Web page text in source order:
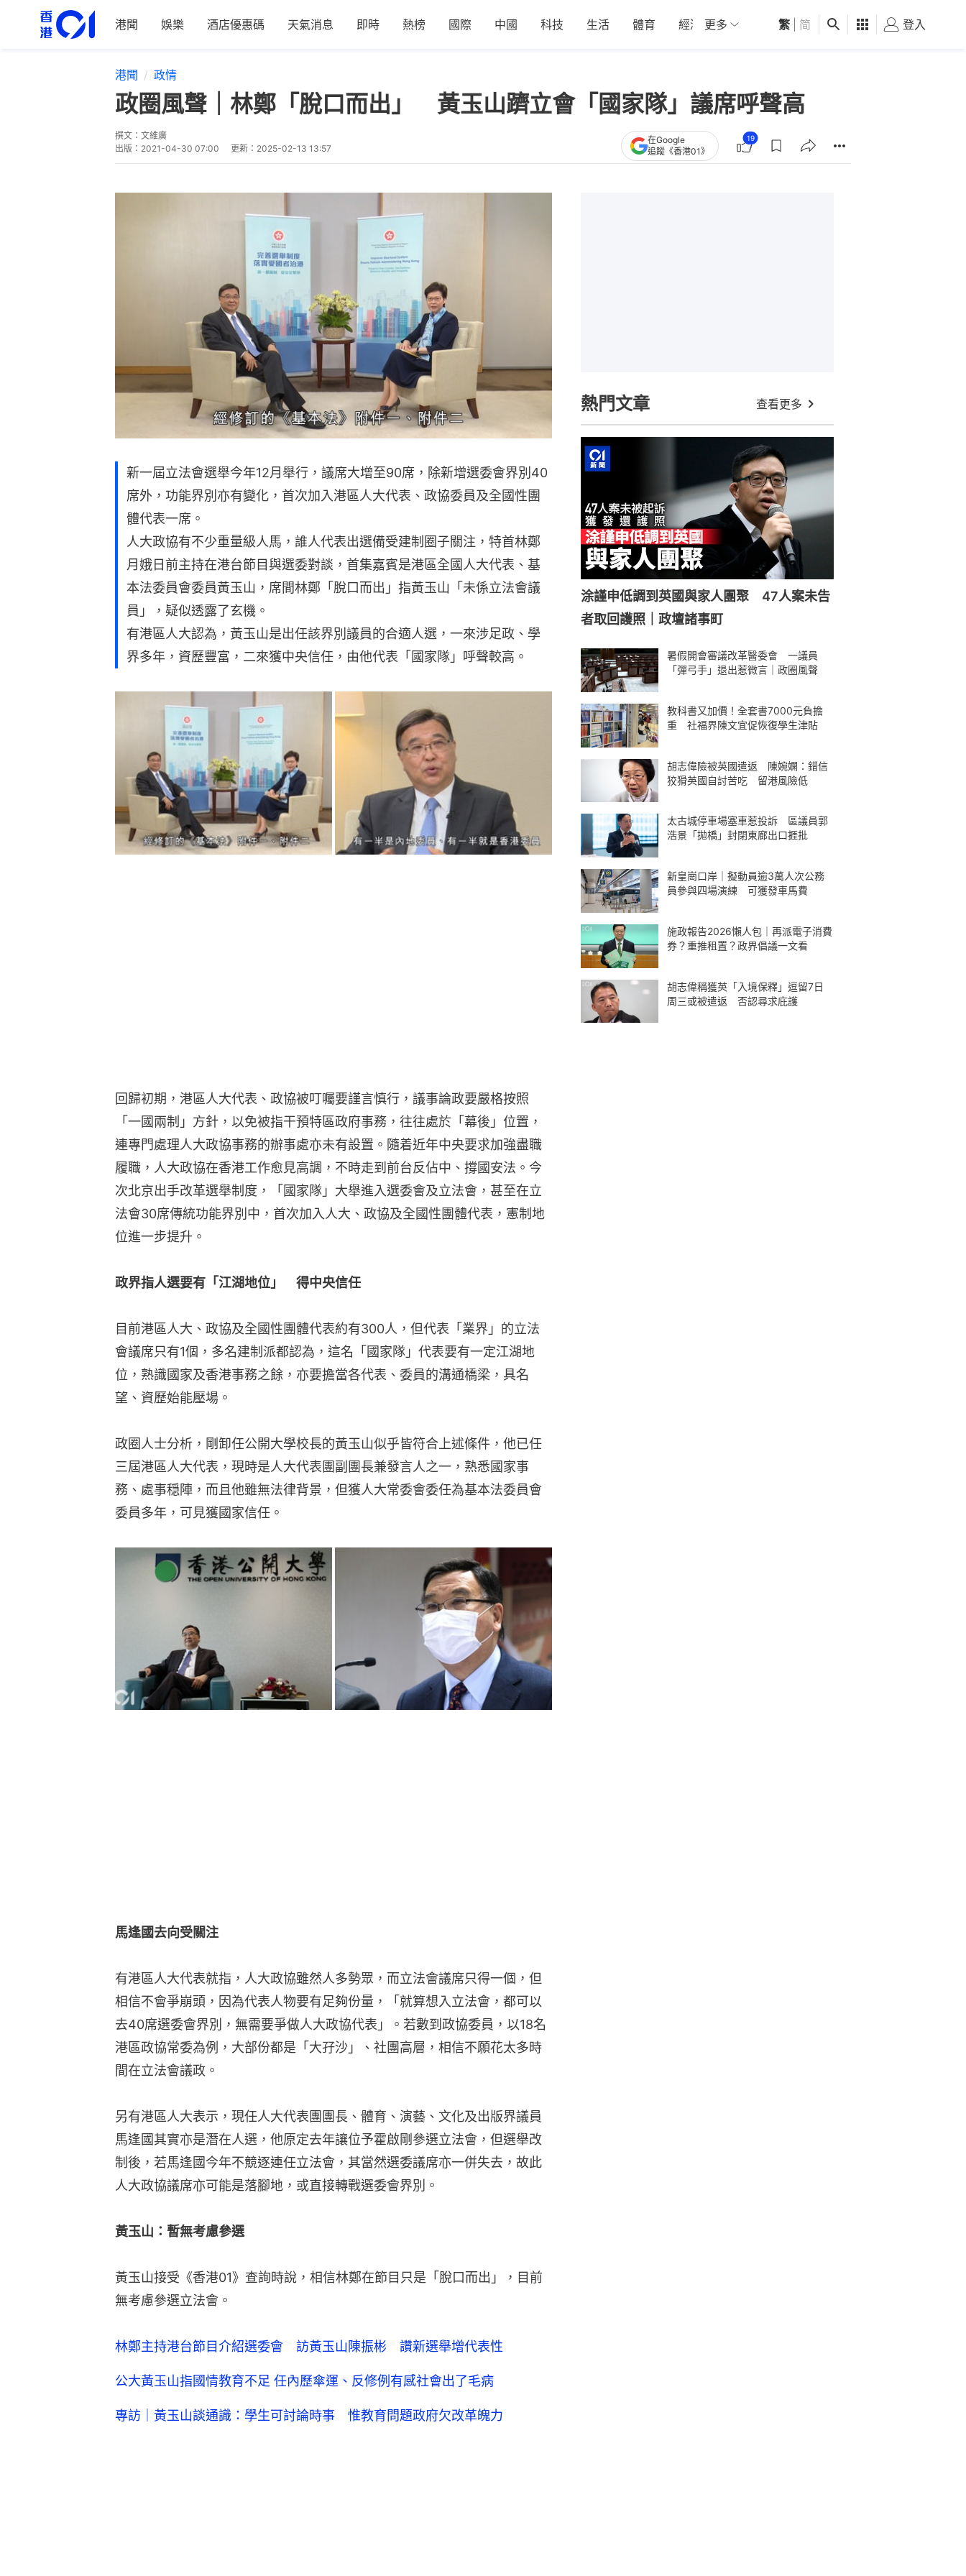
港聞 娛樂 酒店優惠碼 天氣消息 即時 熱榜 國際 中國 科技 生活 體育 經濟 01深圳 觀點 健康 好食玩飛
更多 繁 简 登入
港聞 政情
政圈風聲｜林鄭「脫口而出」 黃玉山躋立會「國家隊」議席呼聲高
撰文： 文維廣
出版： 2021-04-30 07:00 更新： 2025-02-13 13:57
在Google
追蹤《香港01》
19
新一屆立法會選舉今年12月舉行，議席大增至90席，除新增選委會界別40
席外，功能界別亦有變化，首次加入港區人大代表、政協委員及全國性團
體代表一席。
人大政協有不少重量級人馬，誰人代表出選備受建制圈子關注，特首林鄭
月娥日前主持在港台節目與選委對談，首集嘉賓是港區全國人大代表、基
本法委員會委員黃玉山，席間林鄭「脫口而出」指黃玉山「未係立法會議
員」，疑似透露了玄機。
有港區人大認為，黃玉山是出任該界別議員的合適人選，一來涉足政、學
界多年，資歷豐富，二來獲中央信任，由他代表「國家隊」呼聲較高。
回歸初期，港區人大代表、政協被叮囑要謹言慎行，議事論政要嚴格按照
「一國兩制」方針，以免被指干預特區政府事務，往往處於「幕後」位置，
連專門處理人大政協事務的辦事處亦未有設置。隨着近年中央要求加強盡職
履職，人大政協在香港工作愈見高調，不時走到前台反佔中、撐國安法。今
次北京出手改革選舉制度，「國家隊」大舉進入選委會及立法會，甚至在立
法會30席傳統功能界別中，首次加入人大、政協及全國性團體代表，憲制地
位進一步提升。
政界指人選要有「江湖地位」　得中央信任
目前港區人大、政協及全國性團體代表約有300人，但代表「業界」的立法
會議席只有1個，多名建制派都認為，這名「國家隊」代表要有一定江湖地
位，熟識國家及香港事務之餘，亦要擔當各代表、委員的溝通橋梁，具名
望、資歷始能壓場。
政圈人士分析，剛卸任公開大學校長的黃玉山似乎皆符合上述條件，他已任
三屆港區人大代表，現時是人大代表團副團長兼發言人之一，熟悉國家事
務、處事穏陣，而且他雖無法律背景，但獲人大常委會委任為基本法委員會
委員多年，可見獲國家信任。
馬逢國去向受關注
有港區人大代表就指，人大政協雖然人多勢眾，而立法會議席只得一個，但
相信不會爭崩頭，因為代表人物要有足夠份量，「就算想入立法會，都可以
去40席選委會界別，無需要爭做人大政協代表」。若數到政協委員，以18名
港區政協常委為例，大部份都是「大孖沙」、社團高層，相信不願花太多時
間在立法會議政。
另有港區人大表示，現任人大代表團團長、體育、演藝、文化及出版界議員
馬逢國其實亦是潛在人選，他原定去年讓位予霍啟剛參選立法會，但選舉改
制後，若馬逢國今年不競逐連任立法會，其當然選委議席亦一併失去，故此
人大政協議席亦可能是落腳地，或直接轉戰選委會界別。
黃玉山：暫無考慮參選
黃玉山接受《香港01》查詢時說，相信林鄭在節目只是「脫口而出」，目前
無考慮參選立法會。
林鄭主持港台節目介紹選委會 訪黃玉山陳振彬 讚新選舉增代表性
公大黃玉山指國情教育不足 任內歷傘運、反修例有感社會出了毛病
專訪｜黃玉山談通識：學生可討論時事 惟教育問題政府欠改革魄力
熱門文章 查看更多
涂謹申低調到英國與家人團聚 47人案未告
者取回護照｜政壇諸事町
暑假開會審議改革醫委會 一議員
「彈弓手」退出惹微言｜政圈風聲
教科書又加價！全套書7000元負擔
重 社福界陳文宜促恢復學生津貼
胡志偉險被英國遣返 陳婉嫻：錯信
狡猾英國自討苦吃 留港風險低
太古城停車場塞車惹投訴 區議員郭
浩景「拋橋」封閉東廊出口捱批
新皇崗口岸｜擬動員逾3萬人次公務
員參與四場演練 可獲發車馬費
施政報告2026懶人包｜再派電子消費
券？重推租置？政界倡議一文看
胡志偉稱獲英「入境保釋」逗留7日
周三或被遣返 否認尋求庇護